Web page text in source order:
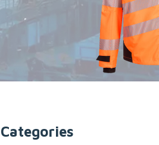
Categories